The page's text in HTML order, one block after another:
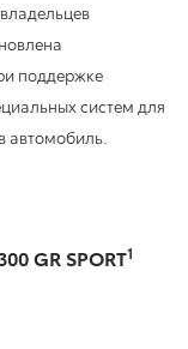
поддержке
систем для
автомобиль.
GR SPORT1